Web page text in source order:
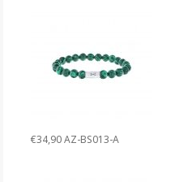
€34,90 AZ-BS013-A